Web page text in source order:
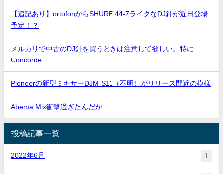
【追記あり】ortofonからSHURE 44-7ライクなDJ針が近日登場
予定！？
メルカリで中古のDJ針を買うときは注意して欲しい。特に
Concorde
Pioneerの新型ミキサーDJM-S11（不明）がリリース間近の模様
Abema Mix衝撃過ぎたんだが...
投稿記事一覧
2022年6月 1